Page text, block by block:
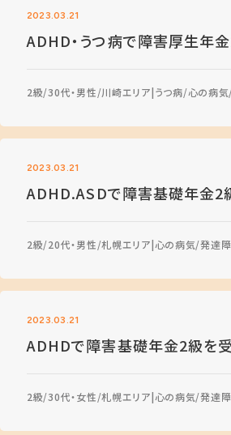
2023.03.21
ADHD・うつ病で障害厚生年
2級 30代・男性 川崎エリア うつ病 心の病気
2023.03.21
ADHD.ASDで障害基礎年金2
2級 20代・男性 札幌エリア 心の病気 発達
2023.03.21
ADHDで障害基礎年金2級を
2級 30代・女性 札幌エリア 心の病気 発達